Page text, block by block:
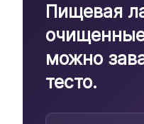
Пищевая
очищенные
можно
тесто.